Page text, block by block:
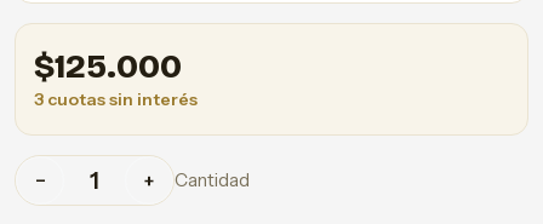
$125.000
3 cuotas sin interés
− + Cantidad